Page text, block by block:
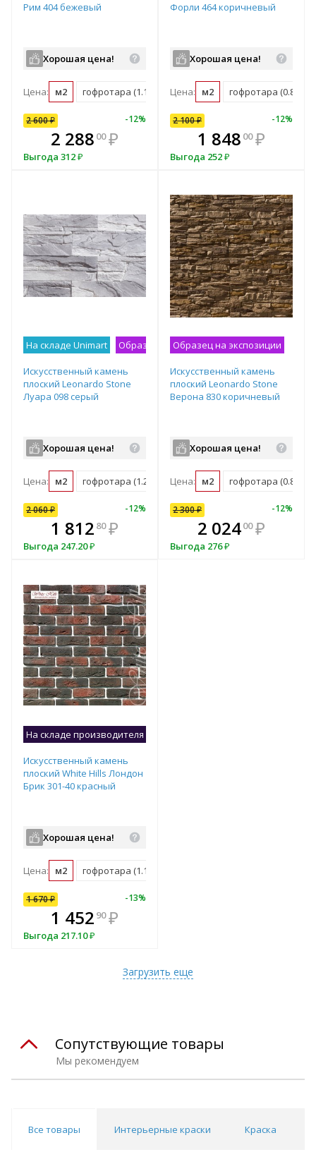
Рим 404 бежевый
Хорошая цена!
Цена: м2 гофротара (1.19 м2)
2 600₽ -12%
2 288 00 ₽
Выгода 312₽
В комплекте
всегда выгоднее!
Форли 464 коричневый
Хорошая цена!
Цена: м2 гофротара (0.8 м2)
9% 2 100 -
1 84800
Выгода252
2 100₽ -12%
1 848 00 ₽
Выгода 252₽
На складе Unimart Образец на экспозиции
Искусственный камень
плоский Leonardo Stone
Луара 098 серый
Хорошая цена!
Цена: м2 гофротара (1.2 м2)
2 060₽ -12%
1 812 80 ₽
Выгода 247.20₽
В комплекте
всегда выгоднее!
Образец на экспозиции
Искусственный камень
плоский Leonardo Stone
Верона 830 коричневый
Хорошая цена!
Цена: м2 гофротара (0.8 м2)
9% 2 300 -
2 02400
Выгода276
2 300₽ -12%
2 02400 ₽
Выгода 276₽
На складе производителя
Искусственный камень
плоский White Hills Лондон
Брик 301-40 красный
Хорошая цена!
Цена: м2 гофротара (1.16 м2)
1 670₽ -13%
1 452 90 ₽
Выгода 217.10₽
Загрузить еще
Мы рекомендуем
Сопутствующие товары
Все товары Интерьерные краски Краска